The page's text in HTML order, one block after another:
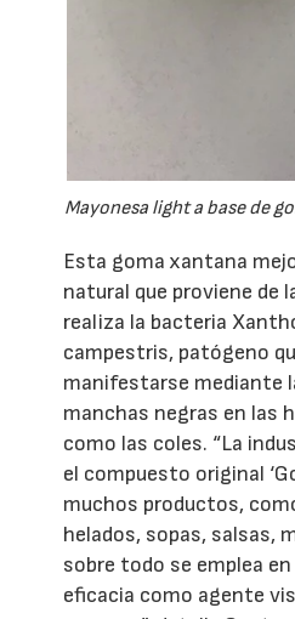
Mayonesa light a base de
Esta goma xantana
natural que proviene de
realiza la bacteria
campestris, patógeno
manifestarse mediante
manchas negras en las
como las coles. “La
el compuesto original
muchos productos,
helados, sopas, salsas,
sobre todo se emplea
eficacia como agente